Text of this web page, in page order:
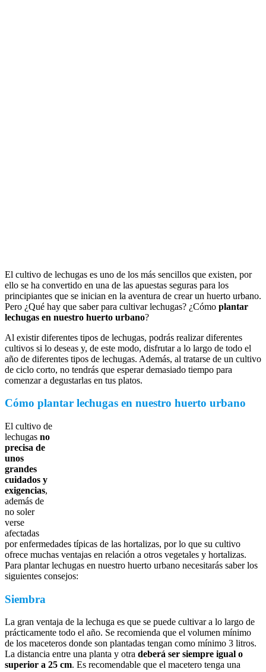
El cultivo de lechugas es uno de los más sencillos que existen, por
ello se ha convertido en una de las apuestas seguras para los
principiantes que se inician en la aventura de crear un huerto urbano.
Pero ¿Qué hay que saber para cultivar lechugas? ¿Cómo plantar
lechugas en nuestro huerto urbano?
Al existir diferentes tipos de lechugas, podrás realizar diferentes
cultivos si lo deseas y, de este modo, disfrutar a lo largo de todo el
año de diferentes tipos de lechugas. Además, al tratarse de un cultivo
de ciclo corto, no tendrás que esperar demasiado tiempo para
comenzar a degustarlas en tus platos.
Cómo plantar lechugas en nuestro huerto urbano
El cultivo de
lechugas no
precisa de
unos
grandes
cuidados y
exigencias,
además de
no soler
verse
afectadas
por enfermedades típicas de las hortalizas, por lo que su cultivo
ofrece muchas ventajas en relación a otros vegetales y hortalizas.
Para plantar lechugas en nuestro huerto urbano necesitarás saber los
siguientes consejos:
Siembra
La gran ventaja de la lechuga es que se puede cultivar a lo largo de
prácticamente todo el año. Se recomienda que el volumen mínimo
de los maceteros donde son plantadas tengan como mínimo 3 litros.
La distancia entre una planta y otra deberá ser siempre igual o
superior a 25 cm. Es recomendable que el macetero tenga una